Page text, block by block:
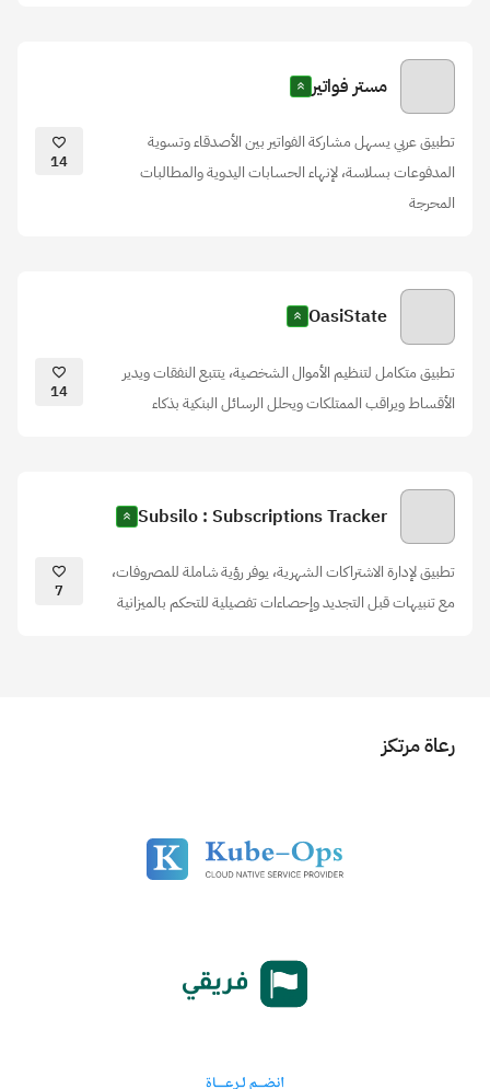
مستر فواتير
تطبيق عربي يسهل مشاركة الفواتير بين الأصدقاء وتسوية
المدفوعات بسلاسة، لإنهاء الحسابات اليدوية والمطالبات
المحرجة
14
OasiState
تطبيق متكامل لتنظيم الأموال الشخصية، يتتبع النفقات ويدير
الأقساط ويراقب الممتلكات ويحلل الرسائل البنكية بذكاء
14
Subsilo : Subscriptions Tracker
تطبيق لإدارة الاشتراكات الشهرية، يوفر رؤية شاملة للمصروفات،
مع تنبيهات قبل التجديد وإحصاءات تفصيلية للتحكم بالميزانية
7
رعاة مرتكز